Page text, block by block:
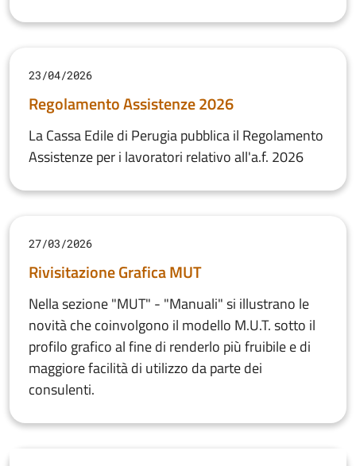
23/04/2026
Regolamento Assistenze 2026
La Cassa Edile di Perugia pubblica il Regolamento
Assistenze per i lavoratori relativo all'a.f. 2026
27/03/2026
Rivisitazione Grafica MUT
Nella sezione "MUT" - "Manuali" si illustrano le
novità che coinvolgono il modello M.U.T. sotto il
profilo grafico al fine di renderlo più fruibile e di
maggiore facilità di utilizzo da parte dei
consulenti.